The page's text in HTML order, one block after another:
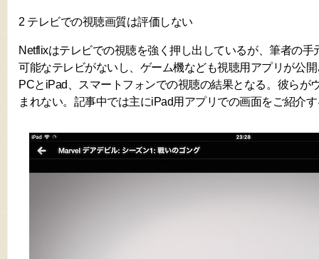
2 テレビでの視聴画質は評価しない
Netflixはテレビでの視聴を強く押し出しているが、筆者の手
可能なテレビがないし、ゲーム機なども視聴用アプリが公
PCとiPad、スマートフォンでの視聴の結果となる。彼らが
まれない。記事中では主にiPad用アプリでの画面をご紹介